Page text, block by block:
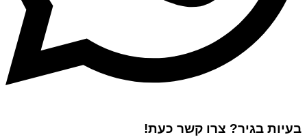
בעיות בגיר? צרו קשר כעת!